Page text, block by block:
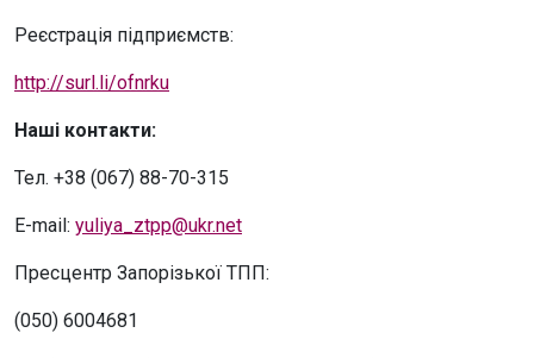
Реєстрація підприємств:
http://surl.li/ofnrku
Наші контакти:
Тел. +38 (067) 88-70-315
E-mail: yuliya_ztpp@ukr.net
Пресцентр Запорізької ТПП:
(050) 6004681